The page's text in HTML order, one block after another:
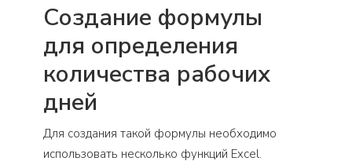
Создание формулы
для определения
количества рабочих
дней
Для создания такой формулы необходимо
использовать несколько функций Excel.